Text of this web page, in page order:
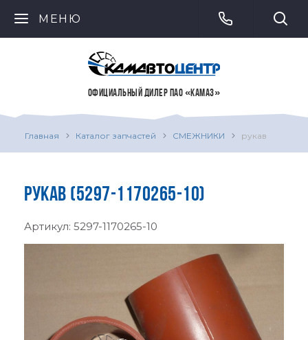
МЕНЮ
ОФИЦИАЛЬНЫЙ ДИЛЕР ПАО «КАМАЗ»
Главная Каталог запчастей СМЕЖНИКИ рукав
РУКАВ (5297-1170265-10)
Артикул: 5297-1170265-10